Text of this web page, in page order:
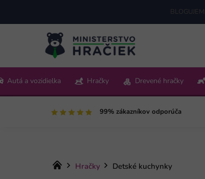
obsah
BLOGUJEME
Pon-Pia 9:00-15:00
Autá a vozidielka Hračky Drevené hračky
99% zákazníkov odporúča
Domov
Hračky Detské kuchynky